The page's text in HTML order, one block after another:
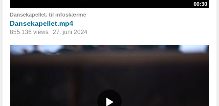
00:30
Dansekapellet. til infoskærme
Dansekapellet.mp4
855.136 views 27. juni 2024